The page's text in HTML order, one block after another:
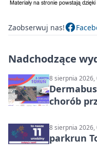
Zaobserwuj nas!
Nadchodzące
8 sierpnia 2026,
chorób
8 sierpnia 2026,
parkrun